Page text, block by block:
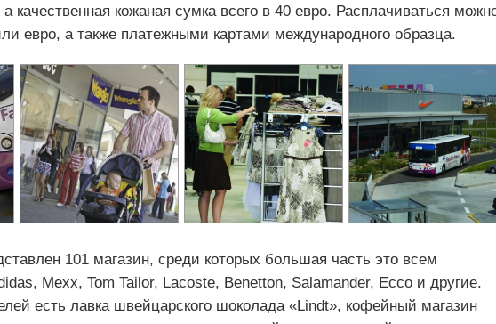
качественная кожаная сумка всего в 40 евро. Расплачиваться
евро, а также платежными картами международного образца.
101 магазин, среди которых большая часть это всем
Mеxx, Tom Tailоr, Lacoste, Benetton, Salamander, Eccо и другие.
есть лавка швейцарского шоколада «Lindt», кофейный магазин